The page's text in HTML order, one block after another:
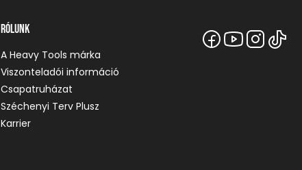
Rólunk
A Heavy Tools márka
Viszonteladói információ
Csapatruházat
Széchenyi Terv Plusz
Karrier